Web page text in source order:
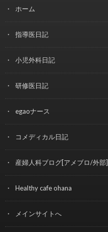
ホーム
指導医日記
小児外科日記
研修医日記
egaoナース
コメディカル日記
産婦人科ブログ[アメブロ/外部]
Healthy cafe ohana
メインサイトへ